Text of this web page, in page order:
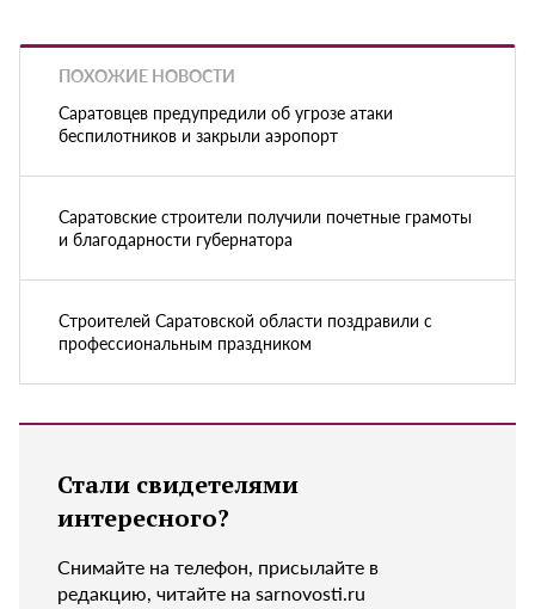
ПОХОЖИЕ НОВОСТИ
Саратовцев предупредили об угрозе атаки
беспилотников и закрыли аэропорт
Саратовские строители получили почетные грамоты
и благодарности губернатора
Строителей Саратовской области поздравили с
профессиональным праздником
Стали свидетелями
интересного?
Снимайте на телефон, присылайте в
редакцию, читайте на sarnovosti.ru